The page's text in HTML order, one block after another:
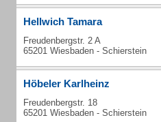
Hellwich Tamara
Freudenbergstr. 2 A
65201 Wiesbaden - Schierstein
Höbeler Karlheinz
Freudenbergstr. 18
65201 Wiesbaden - Schierstein